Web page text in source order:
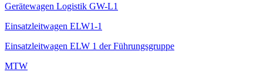
Gerätewagen Logistik GW-L1
Einsatzleitwagen ELW1-1
Einsatzleitwagen ELW 1 der Führungsgruppe
MTW